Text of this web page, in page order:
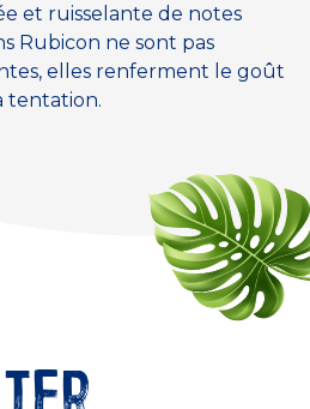
et ruisselante de notes
Rubicon ne sont pas
elles renferment le goût
tentation.